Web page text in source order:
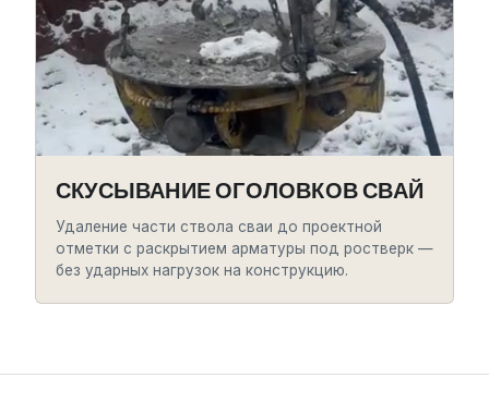
СКУСЫВАНИЕ ОГОЛОВКОВ СВАЙ
Удаление части ствола сваи до проектной
отметки с раскрытием арматуры под ростверк —
без ударных нагрузок на конструкцию.